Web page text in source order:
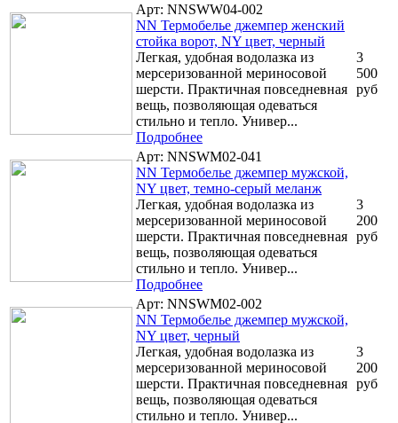
Арт: NNSWW04-002
NN Термобелье джемпер женский
стойка ворот, NY цвет, черный
Легкая, удобная водолазка из
мерсеризованной мериносовой
шерсти. Практичная повседневная
вещь, позволяющая одеваться
стильно и тепло. Универ...
Подробнее
3
500
руб
Арт: NNSWM02-041
NN Термобелье джемпер мужской,
NY цвет, темно-серый меланж
Легкая, удобная водолазка из
мерсеризованной мериносовой
шерсти. Практичная повседневная
вещь, позволяющая одеваться
стильно и тепло. Универ...
Подробнее
3
200
руб
Арт: NNSWM02-002
NN Термобелье джемпер мужской,
NY цвет, черный
Легкая, удобная водолазка из
мерсеризованной мериносовой
шерсти. Практичная повседневная
вещь, позволяющая одеваться
стильно и тепло. Универ...
3
200
руб